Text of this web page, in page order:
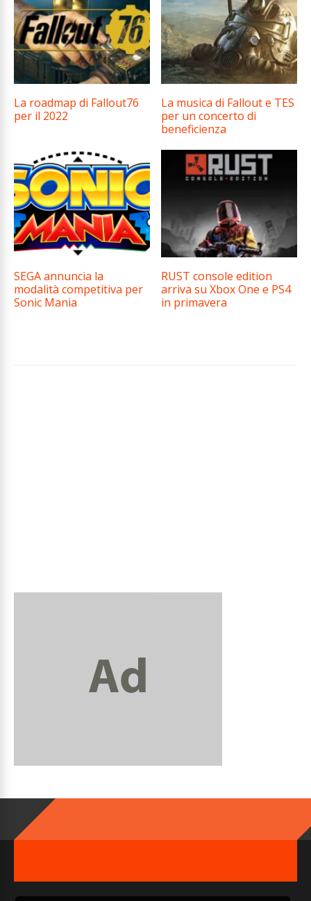
La roadmap di Fallout76
per il 2022
La musica di Fallout e TES
per un concerto di
beneficienza
SEGA annuncia la
modalità competitiva per
Sonic Mania
RUST console edition
arriva su Xbox One e PS4
in primavera